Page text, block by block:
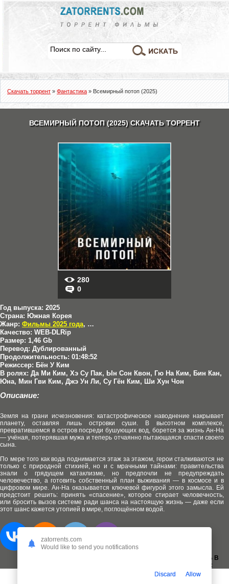
Скачать торрент » Фантастика » Всемирный потоп (2025)
ВСЕМИРНЫЙ ПОТОП (2025) СКАЧАТЬ ТОРРЕНТ
280
0
Год выпуска: 2025
Страна: Южная Корея
Жанр: Фильмы 2025 года, Боевики
Качество: WEB-DLRip
Размер: 1,46 Gb
Перевод: Дублированный
Продолжительность: 01:48:52
Режиссер: Бён У Ким
В ролях: Да Ми Ким, Хэ Су Пак, Ын Сон Квон, Гю На Ким, Бин Кан,
Юна, Мин Гви Ким, Джэ Ун Ли, Су Гён Ким, Ши Хун Чон
Описание:
Земля на грани исчезновения: катастрофическое наводнение накрывает
планету, оставляя лишь островки суши. В высотном комплексе,
превратившемся в остров посреди бушующих вод, борется за жизнь Ан‑На
— учёная, потерявшая мужа и теперь отчаянно пытающаяся спасти своего
сына.
По мере того как вода поднимается этаж за этажом, герои сталкиваются не
только с природной стихией, но и с мрачными тайнами: правительства
знали о грядущем катаклизме, но предпочли не предупреждать
человечество, а готовить собственный план выживания — в космосе и в
цифровом мире. Ан‑На оказывается ключевой фигурой этого замысла. Ей
предстоит решить: принять «спасение», которое стирает человечность,
или бросить вызов системе ради шанса на настоящую жизнь — даже если
этот шанс кажется утопией в мире, поглощённом водой.
ДОБАВИТЬ В
ЗАКЛАДКИ:
zatorrents.com
Would like to send you notifications
Discard Allow